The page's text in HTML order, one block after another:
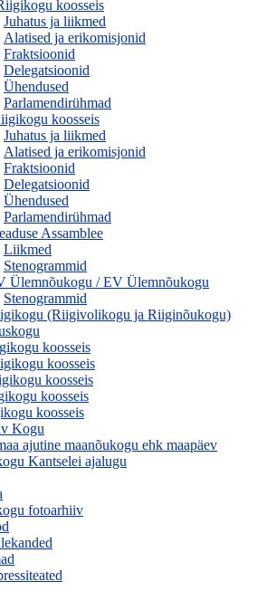
koosseis
Juhatus ja liikmed
Alatised ja erikomisjonid
Fraktsioonid
Delegatsioonid
Ühendused
Parlamendirühmad
koosseis
Juhatus ja liikmed
Alatised ja erikomisjonid
Fraktsioonid
Delegatsioonid
Ühendused
Parlamendirühmad
Assamblee
Liikmed
Stenogrammid
Ülemnõukogu / EV Ülemnõukogu
Stenogrammid
(Riigivolikogu ja Riiginõukogu)
koosseis
koosseis
koosseis
koosseis
koosseis
Kogu
ajutine maanõukogu ehk maapäev
Kantselei ajalugu
fotoarhiiv